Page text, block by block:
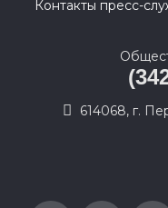
Контакты пресс-
614068, г.